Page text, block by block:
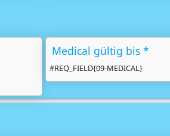
Medical gültig bis *
#REQ_FIELD{09-MEDICAL}